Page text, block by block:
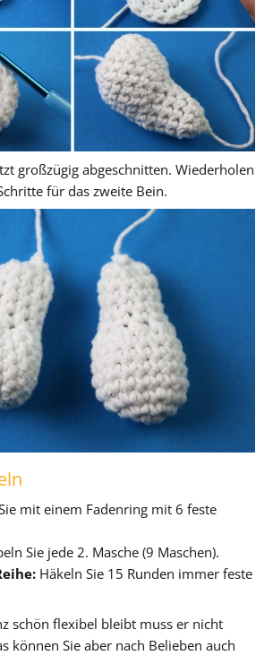
großzügig abgeschnitten. Wiederholen
für das zweite Bein.
mit einem Fadenring mit 6 feste
Sie jede 2. Masche (9 Maschen).
Häkeln Sie 15 Runden immer feste
schön flexibel bleibt muss er nicht
können Sie aber nach Belieben auch